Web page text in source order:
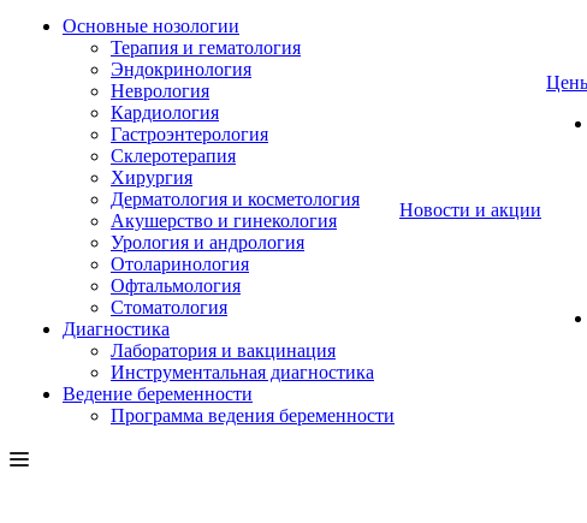
Основные нозологии
Терапия и гематология
Эндокринология
Неврология
Кардиология
Гастроэнтерология
Склеротерапия
Хирургия
Дерматология и косметология
Акушерство и гинекология
Урология и андрология
Отоларинология
Офтальмология
Стоматология
Диагностика
Лаборатория и вакцинация
Инструментальная диагностика
Ведение беременности
Программа ведения беременности
Новости и акции